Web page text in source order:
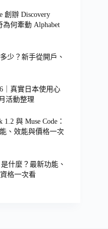
創辦 Discovery
何牽動 Alphabet
少？新手從開戶、
｜真實日本使用心
活動整理
1.2 與 Muse Code：
、效能與價格一次
什麼？最新功能、
格一次看